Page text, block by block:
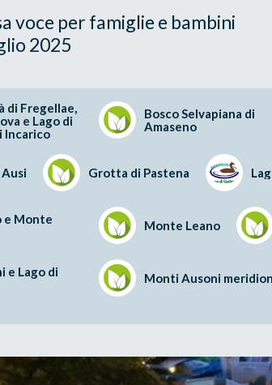
voce per famiglie e bambini
2025
di Fregellae,
e Lago di
Incarico
Bosco Selvapiana di
Amaseno
Grotta di Pastena
e Monte
Monte Leano
e Lago di
Monti Ausoni